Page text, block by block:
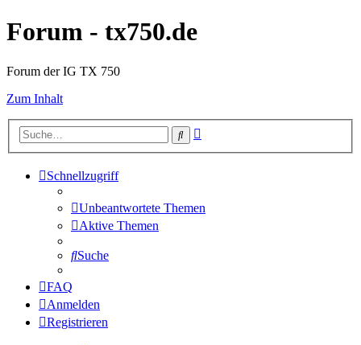
Forum - tx750.de
Forum der IG TX 750
Zum Inhalt
Suche
Schnellzugriff
Unbeantwortete Themen
Aktive Themen
Suche
FAQ
Anmelden
Registrieren